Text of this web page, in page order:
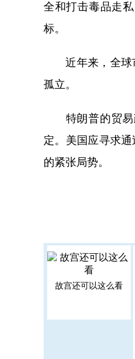
全和打击毒品走
标。
近年来，全球市
孤立。
特朗普的贸易政
定。美国应寻求
的紧张局势。
故宫还可以这么看